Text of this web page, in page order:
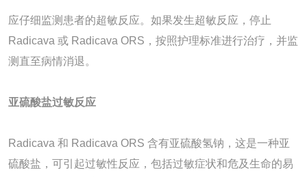
应仔细监测患者的超敏反应。如果发生超敏反应，停止
Radicava 或 Radicava ORS，按照护理标准进行治疗，并监
测直至病情消退。
亚硫酸盐过敏反应
Radicava 和 Radicava ORS 含有亚硫酸氢钠，这是一种亚
硫酸盐，可引起过敏性反应，包括过敏症状和危及生命的易